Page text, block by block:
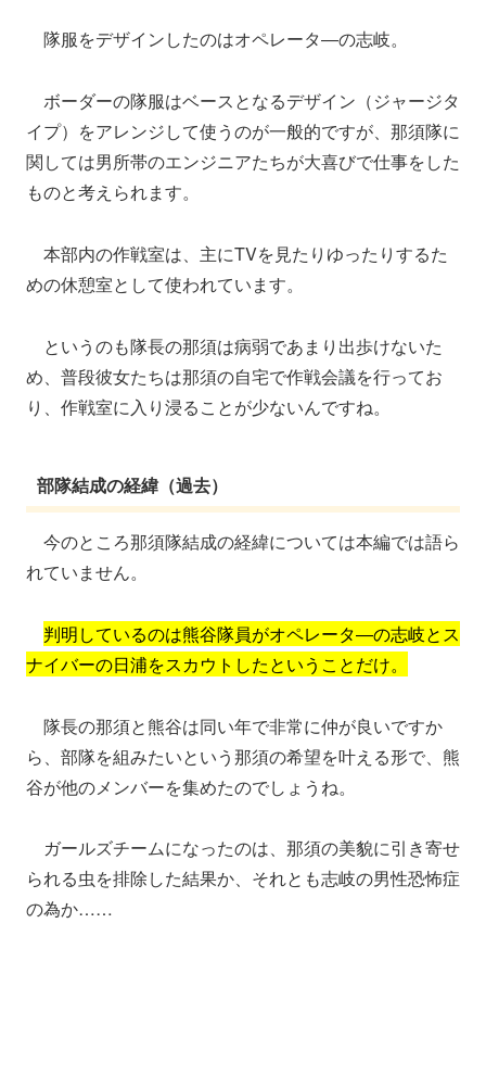
隊服をデザインしたのはオペレータ―の志岐。
ボーダーの隊服はベースとなるデザイン（ジャージタ
イプ）をアレンジして使うのが一般的ですが、那須隊に
関しては男所帯のエンジニアたちが大喜びで仕事をした
ものと考えられます。
本部内の作戦室は、主にTVを見たりゆったりするた
めの休憩室として使われています。
というのも隊長の那須は病弱であまり出歩けないた
め、普段彼女たちは那須の自宅で作戦会議を行ってお
り、作戦室に入り浸ることが少ないんですね。
部隊結成の経緯（過去）
今のところ那須隊結成の経緯については本編では語ら
れていません。
判明しているのは熊谷隊員がオペレータ―の志岐とス
ナイバーの日浦をスカウトしたということだけ。
隊長の那須と熊谷は同い年で非常に仲が良いですか
ら、部隊を組みたいという那須の希望を叶える形で、熊
谷が他のメンバーを集めたのでしょうね。
ガールズチームになったのは、那須の美貌に引き寄せ
られる虫を排除した結果か、それとも志岐の男性恐怖症
の為か……